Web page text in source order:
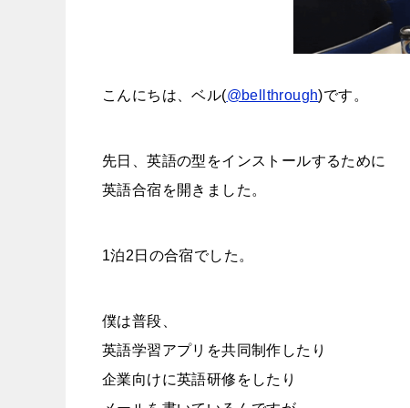
こんにちは、ベル(@bellthrough)です。
先日、英語の型をインストールするために
英語合宿を開きました。
1泊2日の合宿でした。
僕は普段、
英語学習アプリを共同制作したり
企業向けに英語研修をしたり